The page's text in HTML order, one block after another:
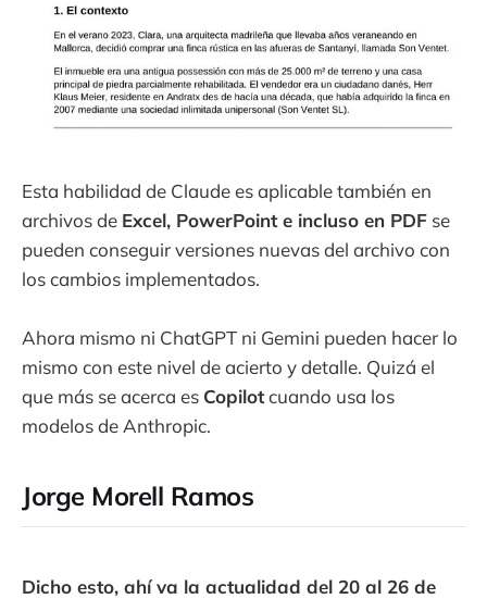
Esta habilidad de Claude es aplicable también en
archivos de Excel, PowerPoint e incluso en PDF se
pueden conseguir versiones nuevas del archivo con
los cambios implementados.
Ahora mismo ni ChatGPT ni Gemini pueden hacer lo
mismo con este nivel de acierto y detalle. Quizá el
que más se acerca es Copilotcuando usa los
modelos de Anthropic.
Jorge Morell Ramos
Dicho esto, ahí va la actualidad del 20 al 26 de